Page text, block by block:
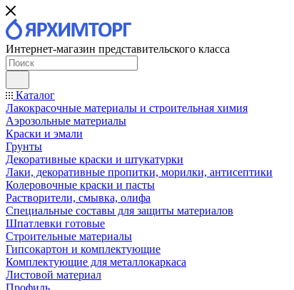
Интернет-магазин представительского класса
Каталог
Лакокрасочные материалы и строительная химия
Аэрозольные материалы
Краски и эмали
Грунты
Декоративные краски и штукатурки
Лаки, декоративные пропитки, морилки, антисептики
Колеровочные краски и пасты
Растворители, смывка, олифа
Специальные составы для защиты материалов
Шпатлевки готовые
Строительные материалы
Гипсокартон и комплектующие
Комплектующие для металлокаркаса
Листовой материал
Профиль